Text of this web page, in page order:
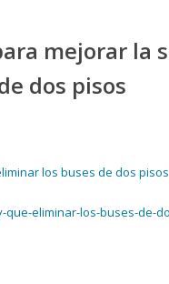
mejorar la
dos pisos
los buses de dos pisos
eliminar-los-buses-de-